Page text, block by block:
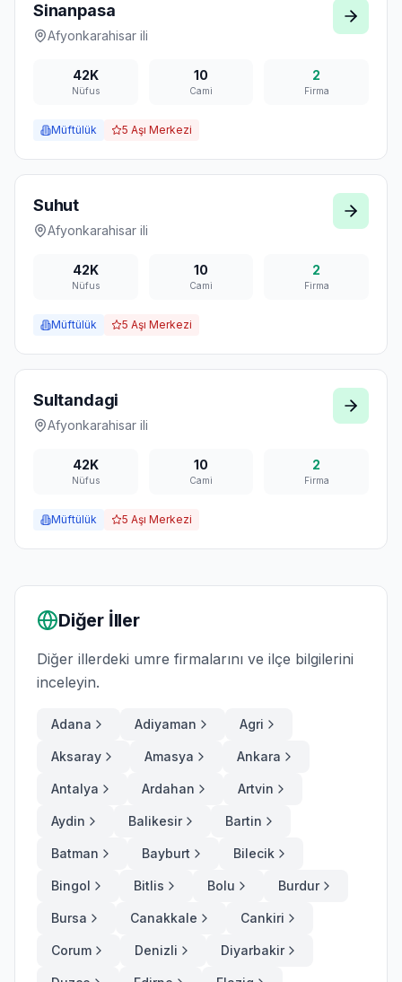
Sinanpasa
Afyonkarahisar ili
42K
Nüfus
10
Cami
2
Firma
Müftülük 5 Aşı Merkezi
Suhut
Afyonkarahisar ili
42K
Nüfus
10
Cami
2
Firma
Müftülük 5 Aşı Merkezi
Sultandagi
Afyonkarahisar ili
42K
Nüfus
10
Cami
2
Firma
Müftülük 5 Aşı Merkezi
Diğer İller
Diğer illerdeki umre firmalarını ve ilçe bilgilerini
inceleyin.
Adana Adiyaman Agri
Aksaray Amasya Ankara
Antalya Ardahan Artvin
Aydin Balikesir Bartin
Batman Bayburt Bilecik
Bingol Bitlis Bolu Burdur
Bursa Canakkale Cankiri
Corum Denizli Diyarbakir